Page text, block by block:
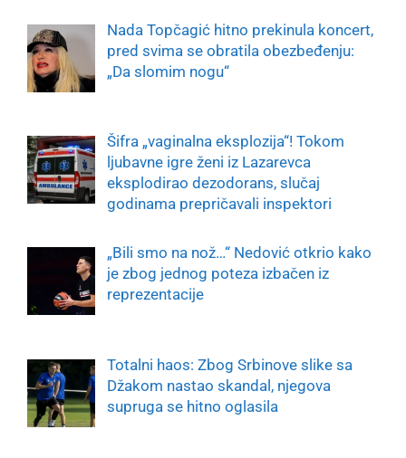
Nada Topčagić hitno prekinula koncert,
pred svima se obratila obezbeđenju:
„Da slomim nogu“
Šifra „vaginalna eksplozija“! Tokom
ljubavne igre ženi iz Lazarevca
eksplodirao dezodorans, slučaj
godinama prepričavali inspektori
„Bili smo na nož…“ Nedović otkrio kako
je zbog jednog poteza izbačen iz
reprezentacije
Totalni haos: Zbog Srbinove slike sa
Džakom nastao skandal, njegova
supruga se hitno oglasila